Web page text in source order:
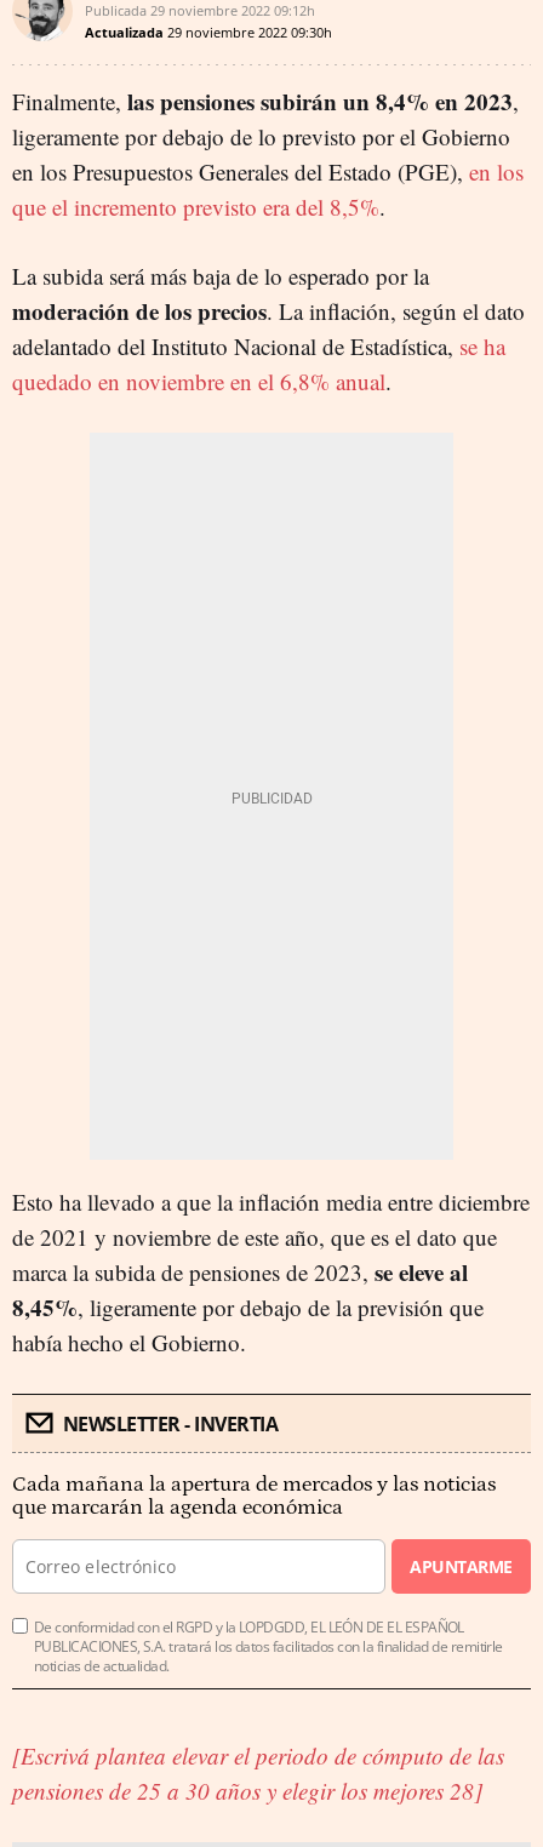
Publicada 29 noviembre 2022 09:12h
Actualizada 29 noviembre 2022 09:30h
Finalmente, las pensiones subirán un 8,4% en 2023,
ligeramente por debajo de lo previsto por el Gobierno
en los Presupuestos Generales del Estado (PGE), en los
que el incremento previsto era del 8,5%.
La subida será más baja de lo esperado por la
moderación de los precios. La inflación, según el dato
adelantado del Instituto Nacional de Estadística, se ha
quedado en noviembre en el 6,8% anual.
Esto ha llevado a que la inflación media entre diciembre
de 2021 y noviembre de este año, que es el dato que
marca la subida de pensiones de 2023, se eleve al
8,45%, ligeramente por debajo de la previsión que
había hecho el Gobierno.
NEWSLETTER - INVERTIA
Cada mañana la apertura de mercados y las noticias
que marcarán la agenda económica
APUNTARME
De conformidad con el RGPD y la LOPDGDD, EL LEÓN DE EL ESPAÑOL
PUBLICACIONES, S.A. tratará los datos facilitados con la finalidad de remitirle
noticias de actualidad.
[Escrivá plantea elevar el periodo de cómputo de las
pensiones de 25 a 30 años y elegir los mejores 28]